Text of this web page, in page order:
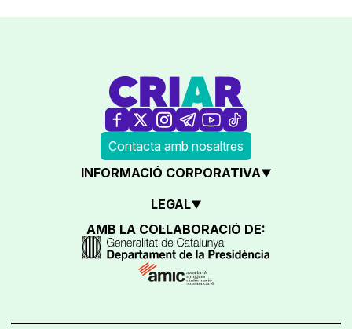
Contacta amb nosaltres
INFORMACIÓ CORPORATIVA
LEGAL
AMB LA COL·LABORACIÓ DE: